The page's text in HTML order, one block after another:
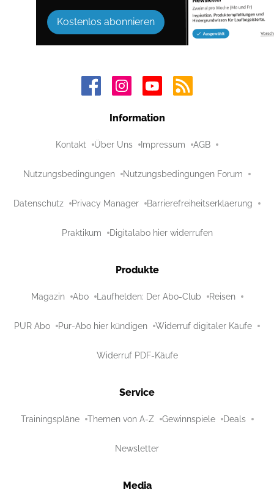
Kostenlos abonnieren
Information
Kontakt Über Uns Impressum AGB
Nutzungsbedingungen Nutzungsbedingungen Forum
Datenschutz Privacy Manager Barrierefreiheitserklaerung
Praktikum Digitalabo hier widerrufen
Produkte
Magazin Abo Laufhelden: Der Abo-Club Reisen
PUR Abo Pur-Abo hier kündigen Widerruf digitaler Käufe
Widerruf PDF-Käufe
Service
Trainingspläne Themen von A-Z Gewinnspiele Deals
Newsletter
Media